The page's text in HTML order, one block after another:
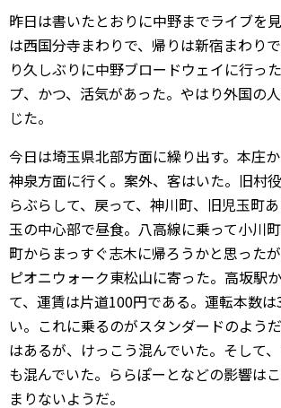
昨日は書いたとおりに中野までライブを
は西国分寺まわりで、帰りは新宿まわり
り久しぶりに中野ブロードウェイに行っ
プ、かつ、活気があった。やはり外国の
じた。
今日は埼玉県北部方面に繰り出す。本庄
神泉方面に行く。案外、客はいた。旧村
らぶらして、戻って、神川町、旧児玉町
玉の中心部で昼食。八高線に乗って小川
町からまっすぐ志木に帰ろうかと思った
ピオニウォーク東松山に寄った。高坂駅
て、運賃は片道100円である。運転本数
い。これに乗るのがスタンダードのよう
はあるが、けっこう混んでいた。そして
も混んでいた。ららぽーとなどの影響は
まりないようだ。